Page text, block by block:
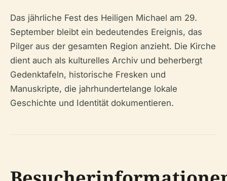
Das jährliche Fest des Heiligen Michael am 29.
September bleibt ein bedeutendes Ereignis, das
Pilger aus der gesamten Region anzieht. Die Kirche
dient auch als kulturelles Archiv und beherbergt
Gedenktafeln, historische Fresken und
Manuskripte, die jahrhundertelange lokale
Geschichte und Identität dokumentieren.